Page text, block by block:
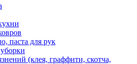
паста для рук
(клея, граффити, скотча,